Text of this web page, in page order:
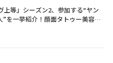
等』シーズン2、参加する“ヤン
”を一挙紹介！顔面タトゥー美容